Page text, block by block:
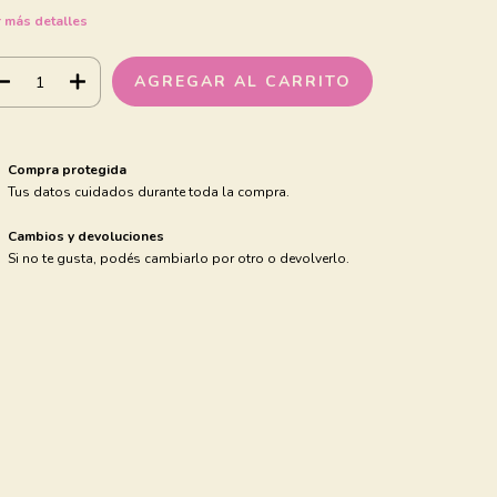
más detalles
Compra protegida
Tus datos cuidados durante toda la compra.
Cambios y devoluciones
Si no te gusta, podés cambiarlo por otro o devolverlo.